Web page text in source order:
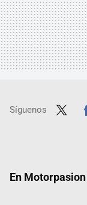
Síguenos
En